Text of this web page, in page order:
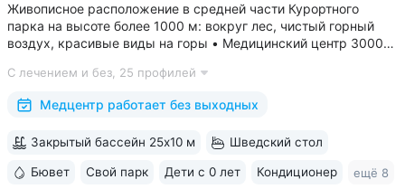
Живописное расположение в средней части Курортного
парка на высоте более 1000 м: вокруг лес, чистый горный
воздух, красивые виды на горы • Медицинский центр 3000
квалификации • Более 1000 видов диагностики и ДНК-
исследований. Есть диагностика...
С лечением и без, 25 профилей
Медцентр работает без выходных
Закрытый бассейн 25x10 м Шведский стол
Бювет Свой парк Дети с 0 лет Кондиционер ещё 8